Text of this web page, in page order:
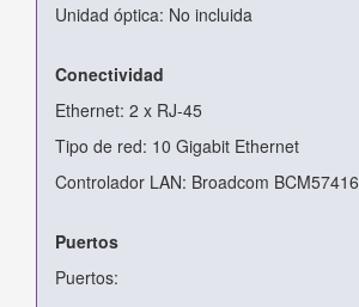
Unidad óptica: No incluida
Conectividad
Ethernet: 2 x RJ-45
Tipo de red: 10 Gigabit Ethernet
Controlador LAN: Broadcom BCM57416
Puertos
Puertos: